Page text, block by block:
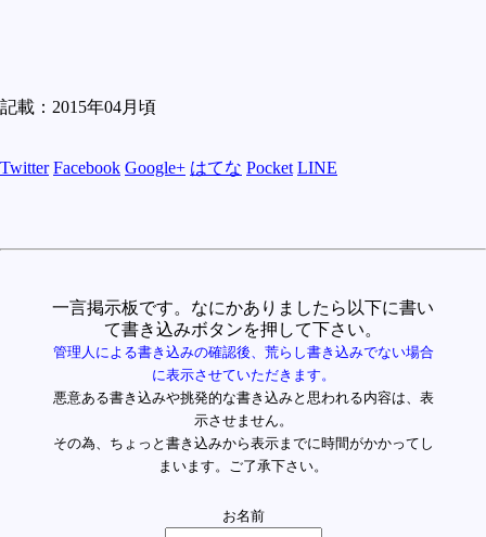
記載：2015年04月頃
Twitter Facebook Google+ はてな Pocket LINE
一言掲示板です。なにかありましたら以下に書い
て書き込みボタンを押して下さい。
管理人による書き込みの確認後、荒らし書き込みでない場合
に表示させていただきます。
悪意ある書き込みや挑発的な書き込みと思われる内容は、表
示させません。
その為、ちょっと書き込みから表示までに時間がかかってし
まいます。ご了承下さい。
お名前